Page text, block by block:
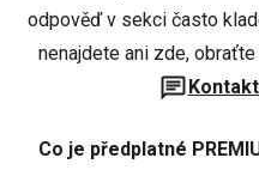
odpověď v sekci často
nenajdete ani zde,
Co je předplatné